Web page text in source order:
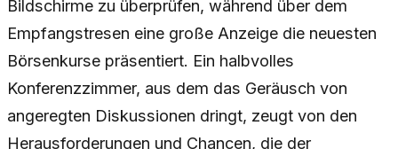
Bildschirme zu überprüfen, während über dem
Empfangstresen eine große Anzeige die neuesten
Börsenkurse präsentiert. Ein halbvolles
Konferenzzimmer, aus dem das Geräusch von
angeregten Diskussionen dringt, zeugt von den
Herausforderungen und Chancen, die der